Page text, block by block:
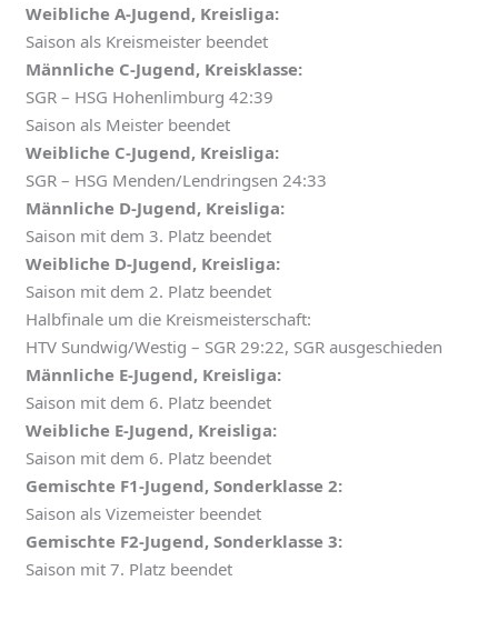
Weibliche A-Jugend, Kreisliga:
Saison als Kreismeister beendet
Männliche C-Jugend, Kreisklasse:
SGR – HSG Hohenlimburg 42:39
Saison als Meister beendet
Weibliche C-Jugend, Kreisliga:
SGR – HSG Menden/Lendringsen 24:33
Männliche D-Jugend, Kreisliga:
Saison mit dem 3. Platz beendet
Weibliche D-Jugend, Kreisliga:
Saison mit dem 2. Platz beendet
Halbfinale um die Kreismeisterschaft:
HTV Sundwig/Westig – SGR 29:22, SGR ausgeschieden
Männliche E-Jugend, Kreisliga:
Saison mit dem 6. Platz beendet
Weibliche E-Jugend, Kreisliga:
Saison mit dem 6. Platz beendet
Gemischte F1-Jugend, Sonderklasse 2:
Saison als Vizemeister beendet
Gemischte F2-Jugend, Sonderklasse 3:
Saison mit 7. Platz beendet